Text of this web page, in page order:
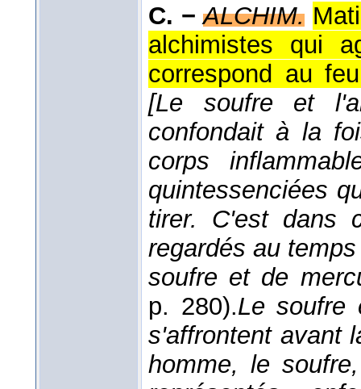
C. − ALCHIM.
alchimistes qui
correspond au
[Le soufre et
confondait à la
corps
quintessenciées
tirer. C'est dans
regardés au
soufre et de
p. 280).Le soufre
s'affrontent avant
homme, le